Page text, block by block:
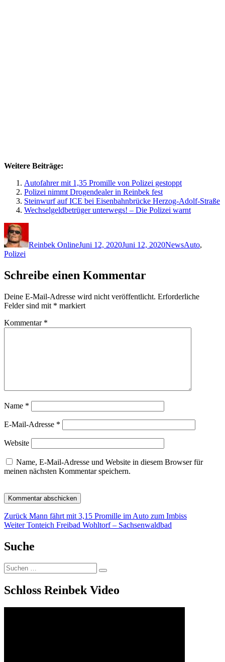
Weitere Beiträge:
Autofahrer mit 1,35 Promille von Polizei gestoppt
Polizei nimmt Drogendealer in Reinbek fest
Steinwurf auf ICE bei Eisenbahnbrücke Herzog-Adolf-Straße
Wechselgeldbetrüger unterwegs! – Die Polizei warnt
Reinbek OnlineJuni 12, 2020Juni 12, 2020NewsAuto,
Polizei
Schreibe einen Kommentar
Deine E-Mail-Adresse wird nicht veröffentlicht. Erforderliche
Felder sind mit * markiert
Kommentar *
Name *
E-Mail-Adresse *
Website
Name, E-Mail-Adresse und Website in diesem Browser für
meinen nächsten Kommentar speichern.
Beitragsnavigation
Zurück Vorheriger
Beitrag:
Mann fährt mit 3,15 Promille im Auto zum Imbiss
Weiter Nächster
Tonteich Freibad Wohltorf – Sachsenwaldbad
Suche
Suchen
nach:
Suchen
Schloss Reinbek Video